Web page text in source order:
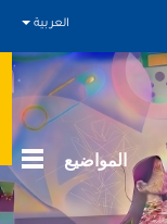
العربية
المواضيع